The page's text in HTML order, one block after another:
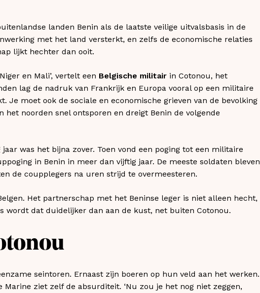
landen Benin als de laatste veilige uitvalsbasis in de
met het land versterkt, en zelfs de economische relaties
lijkt hechter dan ooit.
en Mali’, vertelt een Belgische militair in Cotonou, het
lag de nadruk van Frankrijk en Europa vooral op een militaire
Je moet ook de sociale en economische grieven van de bevolking
noorden snel ontsporen en dreigt Benin de volgende
was het bijna zover. Toen vond een poging tot een militaire
in Benin in meer dan vijftig jaar. De meeste soldaten bleven
de coupplegers na uren strijd te overmeesteren.
Het partnerschap met het Beninse leger is niet alleen hecht,
wordt dat duidelijker dan aan de kust, net buiten Cotonou.
seintoren. Ernaast zijn boeren op hun veld aan het werken.
Marine ziet zelf de absurditeit. ‘Nu zou je het nog niet zeggen,